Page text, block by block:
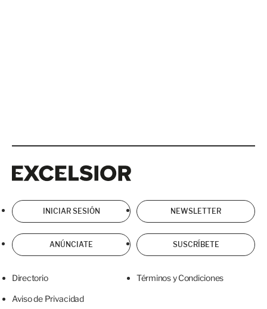
INICIAR SESIÓN NEWSLETTER
ANÚNCIATE SUSCRÍBETE
Directorio Términos y Condiciones
Aviso de Privacidad